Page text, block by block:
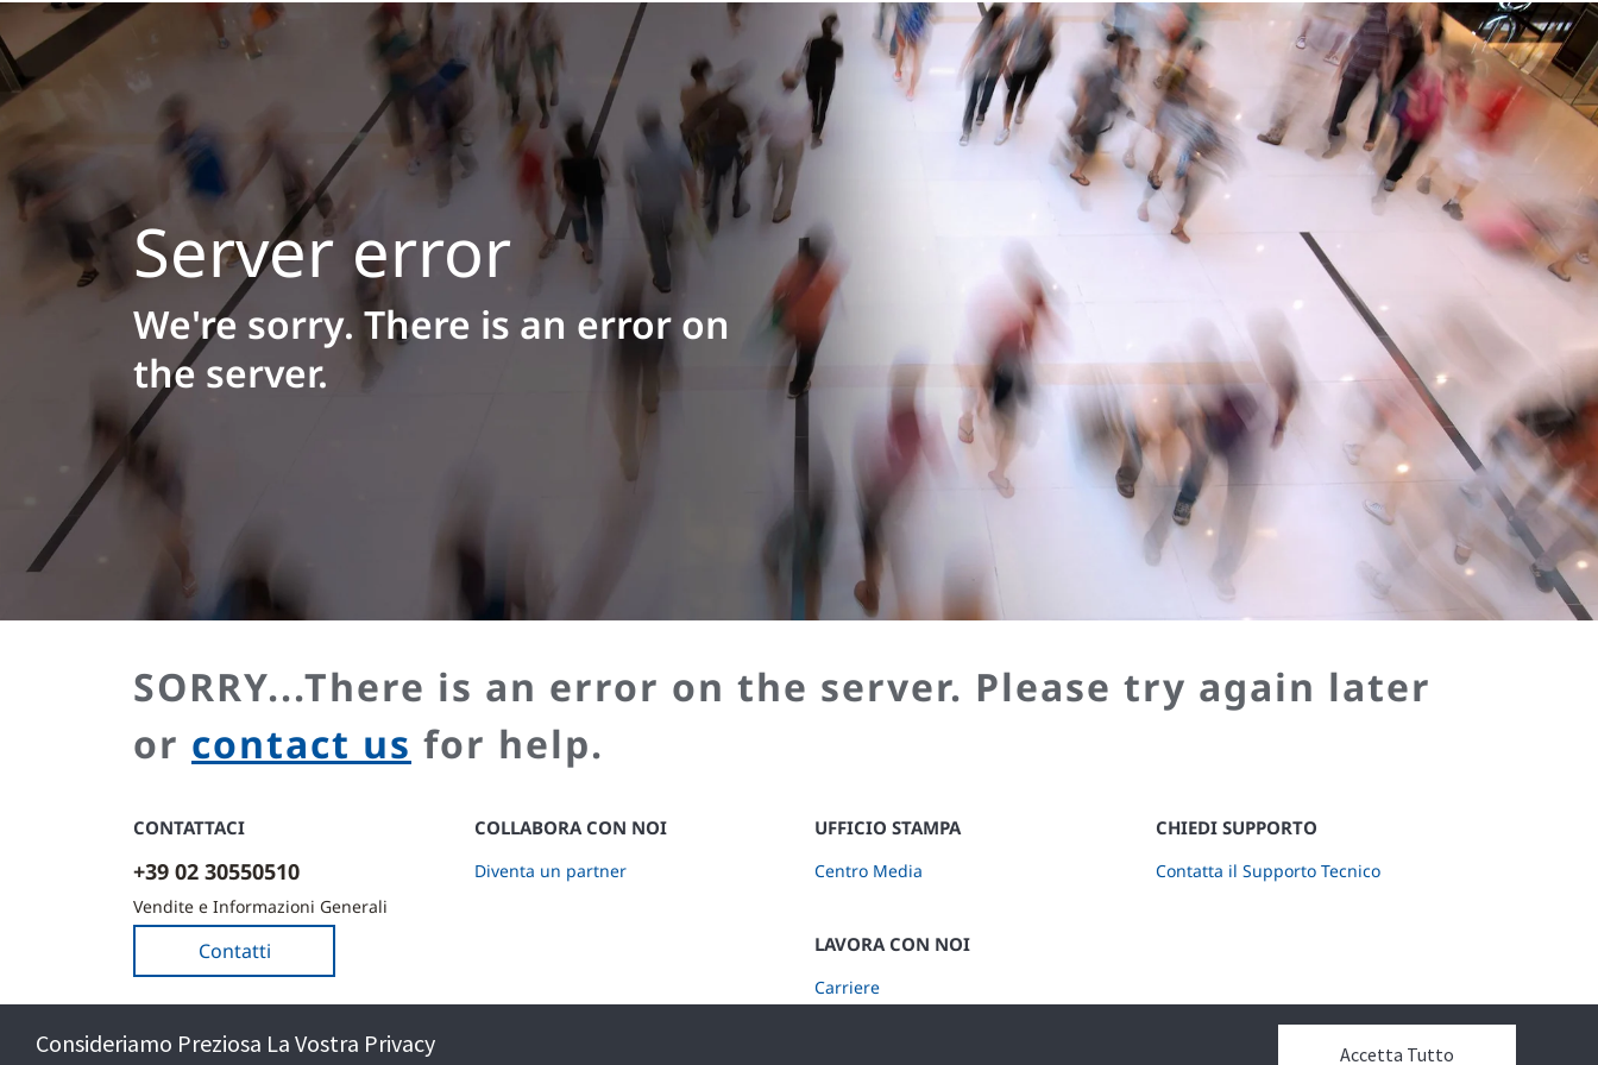
Server error
We're sorry. There is an error on
the server.
SORRY...There is an error on the server. Please try again later
or contact us for help.
CONTATTACI
+39 02 30550510
Vendite e Informazioni Generali
Contatti
COLLABORA CON NOI
Diventa un partner
UFFICIO STAMPA
Centro Media
LAVORA CON NOI
Carriere
CHIEDI SUPPORTO
Contatta il Supporto Tecnico
Consideriamo Preziosa La Vostra Privacy Accetta Tutto